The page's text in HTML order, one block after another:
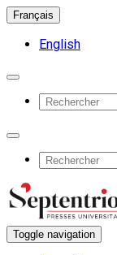
Français
English
Toggle navigation